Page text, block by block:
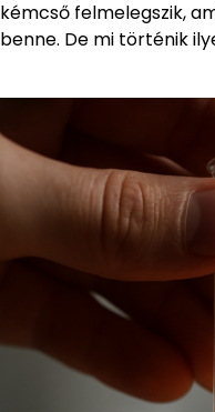
kémcső felmelegszik,
benne. De mi történik